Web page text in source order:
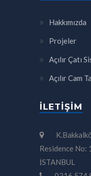
Hakkımızda
Projeler
Açılır Çatı
Açılır Cam
İLETIŞIM
Residence
İSTANBUL